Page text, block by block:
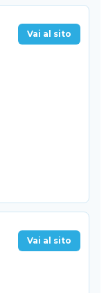
Vai al sito
Vai al sito